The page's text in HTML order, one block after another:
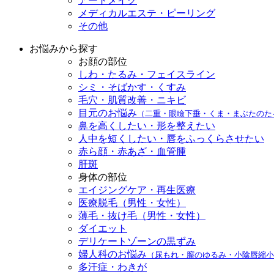
メディカルエステ・ピーリング
その他
お悩みから探す
お顔の部位
しわ・たるみ・フェイスライン
シミ・そばかす・くすみ
毛穴・肌質改善・ニキビ
目元のお悩み （二重・眼瞼下垂・くま・まぶたのた
鼻を高くしたい・形を整えたい
人中を短くしたい・唇をふっくらさせたい
赤ら顔・赤あざ・血管腫
肝斑
身体の部位
エイジングケア・再生医療
医療脱毛（男性・女性）
薄毛・抜け毛（男性・女性）
ダイエット
デリケートゾーンの黒ずみ
婦人科のお悩み （尿もれ・膣のゆるみ・小陰唇縮小
多汗症・わきが